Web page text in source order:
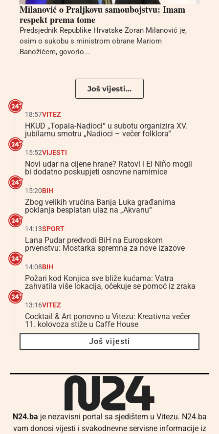
Milanović o Praljkovu samoubojstvu: Imam
respekt prema tome
Predsjednik Republike Hrvatske Zoran Milanović je,
osim o sukobu s ministrom obrane Mariom
Banožićem, govorio...
Još vijesti...
18:57VITEZ
HKUD „Topala-Nadioci“ u subotu organizira XV.
jubilarnu smotru „Nadioci – večer folklora“
15:52VIJESTI
Novi udar na cijene hrane? Ratovi i El Niño mogli
bi dodatno poskupjeti osnovne namirnice
15:20BIH
Zbog velikih vrućina Banja Luka građanima
poklanja besplatan ulaz na „Akvanu“
14:13SPORT
Lana Pudar predvodi BiH na Europskom
prvenstvu: Mostarka spremna za nove izazove
14:08BIH
Požari kod Konjica sve bliže kućama: Vatra
zahvatila više lokacija, očekuje se pomoć iz zraka
13:16VITEZ
Cocktail & Art ponovno u Vitezu: Kreativna večer
11. kolovoza stiže u Caffe House
Još vijesti
N24.ba je nezavisni portal sa sjedištem u Vitezu. N24.ba
vam donosi vijesti i svakodnevne servisne informacije iz